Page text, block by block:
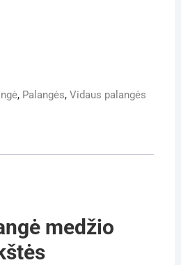
, Palangės, Vidaus palangės
medžio